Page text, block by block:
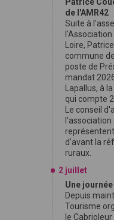
de l'AMR42
Suite à
Loire,
commune
poste de
mandat
Lapallus, à
qui compte
Le conseil
d'avant la
ruraux.
2 juillet
Une
Depuis
Tourisme
le